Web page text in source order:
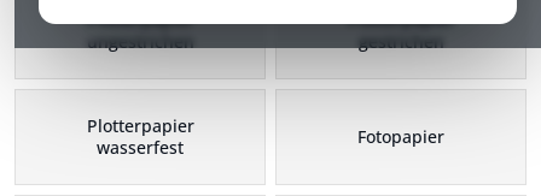
Plotterpapier
ungestrichen
Plotterpapier
gestrichen
Plotterpapier
wasserfest
Fotopapier